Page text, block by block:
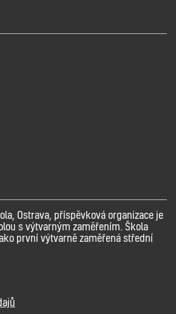
Ostrava, příspěvková organizace je
s výtvarným zaměřením. Škola
první výtvarně zaměřená střední